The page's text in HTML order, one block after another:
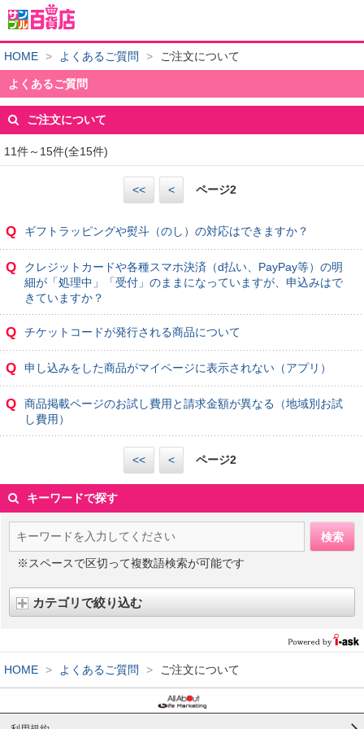
HOME > よくあるご質問 > ご注文について
よくあるご質問
ご注文について
11件～15件(全15件)
<< < ページ2
Q ギフトラッピングや熨斗（のし）の対応はできますか？
Q
クレジットカードや各種スマホ決済（d払い、PayPay等）の明
細が「処理中」「受付」のままになっていますが、申込みはで
きていますか？
Q チケットコードが発行される商品について
Q 申し込みをした商品がマイページに表示されない（アプリ）
Q
商品掲載ページのお試し費用と請求金額が異なる（地域別お試
し費用）
<< < ページ2
キーワードで探す
※スペースで区切って複数語検索が可能です
カテゴリで絞り込む
HOME > よくあるご質問 > ご注文について